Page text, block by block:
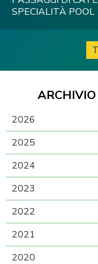
SPECIALITÀ POOL
2026
2025
2024
2023
2022
2021
2020